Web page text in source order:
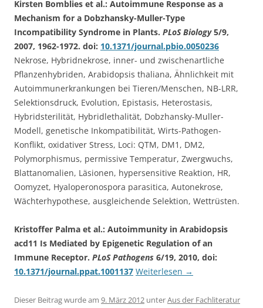
Kirsten Bomblies et al.: Autoimmune Response as a
Mechanism for a Dobzhansky-Muller-Type
Incompatibility Syndrome in Plants. PLoS Biology5/9,
2007, 1962-1972. doi: 10.1371/journal.pbio.0050236
Nekrose, Hybridnekrose, inner- und zwischenartliche
Pflanzenhybriden, Arabidopsis thaliana, Ähnlichkeit mit
Autoimmunerkrankungen bei Tieren/Menschen, NB-LRR,
Selektionsdruck, Evolution, Epistasis, Heterostasis,
Hybridsterilität, Hybridlethalität, Dobzhansky-Muller-
Modell, genetische Inkompatibilität, Wirts-Pathogen-
Konflikt, oxidativer Stress, Loci: QTM, DM1, DM2,
Polymorphismus, permissive Temperatur, Zwergwuchs,
Blattanomalien, Läsionen, hypersensitive Reaktion, HR,
Oomyzet, Hyaloperonospora parasitica, Autonekrose,
Wächterhypothese, ausgleichende Selektion, Wettrüsten.
Kristoffer Palma et al.: Autoimmunity in Arabidopsis
acd11 Is Mediated by Epigenetic Regulation of an
Immune Receptor. PLoS Pathogens 6/19, 2010, doi:
10.1371/journal.ppat.1001137 Weiterlesen →
Dieser Beitrag wurde am 9. März 2012 unterAus der Fachliteratur